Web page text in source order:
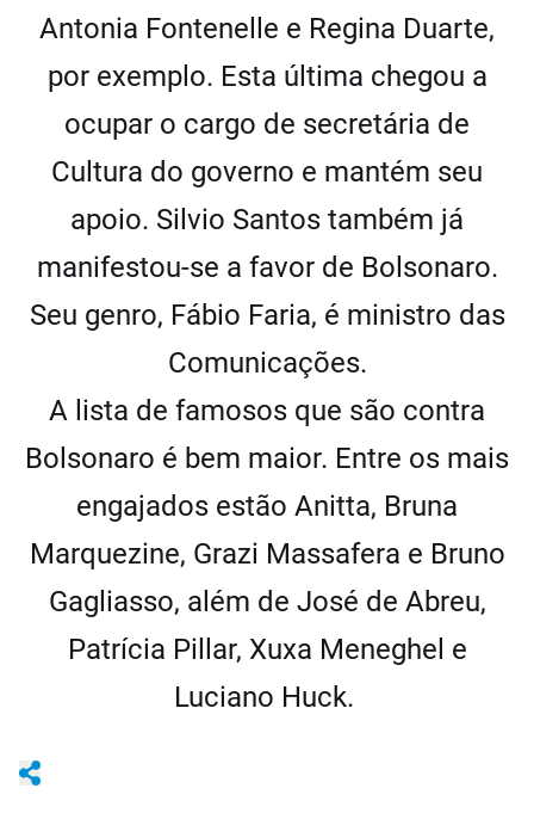
Antonia Fontenelle e Regina Duarte,
por exemplo. Esta última chegou a
ocupar o cargo de secretária de
Cultura do governo e mantém seu
apoio. Silvio Santos também já
manifestou-se a favor de Bolsonaro.
Seu genro, Fábio Faria, é ministro das
Comunicações.
A lista de famosos que são contra
Bolsonaro é bem maior. Entre os mais
engajados estão Anitta, Bruna
Marquezine, Grazi Massafera e Bruno
Gagliasso, além de José de Abreu,
Patrícia Pillar, Xuxa Meneghel e
Luciano Huck.